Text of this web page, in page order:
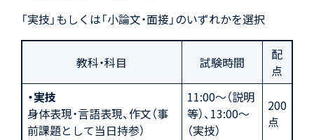
「実技」もしくは「小論文・面接」のいずれかを選択
教科・科目 試験時間
配
点
・実技
身体表現・言語表現、作文（事
前課題として当日持参）
11:00〜（説明
等）、13:00〜
（実技）
200
点